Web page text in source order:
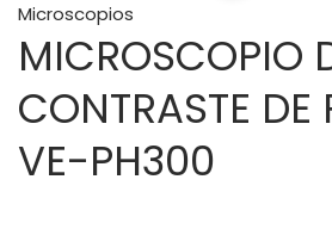
Microscopios
MICROSCOPIO
CONTRASTE DE
VE-PH300